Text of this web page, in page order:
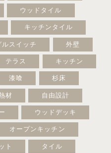
ウッドタイル
キッチンタイル
ルスイッチ 外壁
テラス キッチン
漆喰 杉床
材 自由設計
ウッドデッキ
オープンキッチン
ト タイル